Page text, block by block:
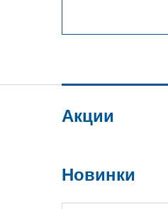
Акции
Новинки